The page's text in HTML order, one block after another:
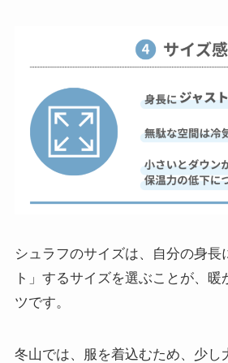
シュラフのサイズは、自分の身長
ト」するサイズを選ぶことが、暖
ツです。
冬山では、服を着込むため、少し